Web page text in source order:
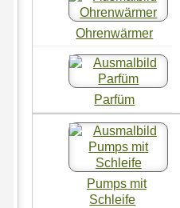
Ohrenwärmer
Parfüm
Pumps mit
Schleife